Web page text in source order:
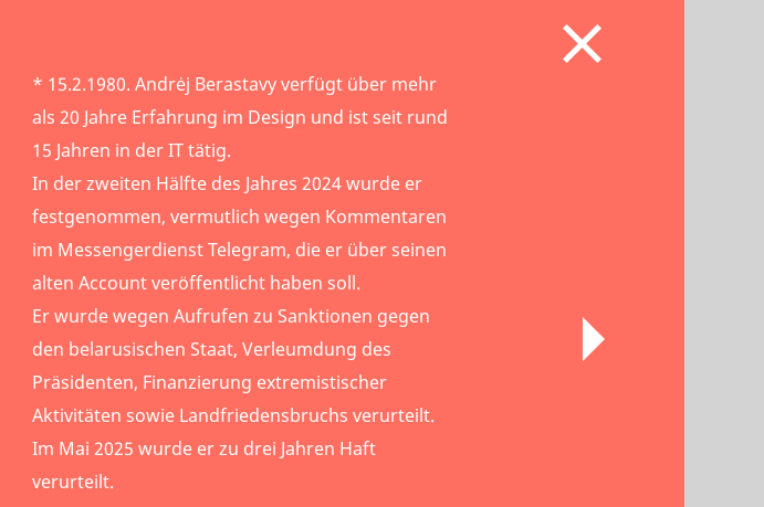
* 15.2.1980. Andrėj Berastavy verfügt über mehr
als 20 Jahre Erfahrung im Design und ist seit rund
15 Jahren in der IT tätig.
In der zweiten Hälfte des Jahres 2024 wurde er
festgenommen, vermutlich wegen Kommentaren
im Messengerdienst Telegram, die er über seinen
alten Account veröffentlicht haben soll.
Er wurde wegen Aufrufen zu Sanktionen gegen
den belarusischen Staat, Verleumdung des
Präsidenten, Finanzierung extremistischer
Aktivitäten sowie Landfriedensbruchs verurteilt.
Im Mai 2025 wurde er zu drei Jahren Haft
verurteilt.